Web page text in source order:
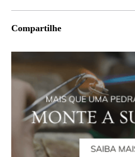
Compartilhe